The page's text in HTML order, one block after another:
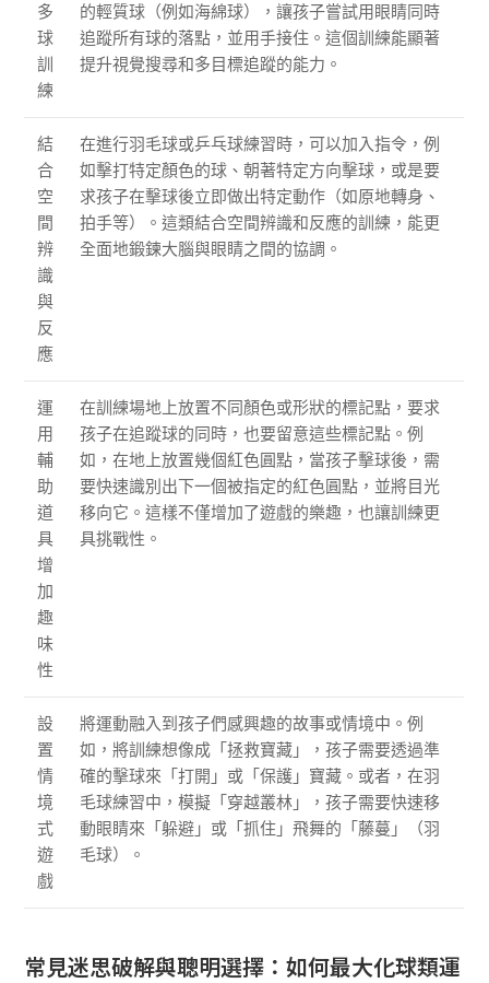
多
球
訓
練
的輕質球（例如海綿球），讓孩子嘗試用眼睛同時
追蹤所有球的落點，並用手接住。這個訓練能顯著
提升視覺搜尋和多目標追蹤的能力。
結
合
空
間
辨
識
與
反
應
在進行羽毛球或乒乓球練習時，可以加入指令，例
如擊打特定顏色的球、朝著特定方向擊球，或是要
求孩子在擊球後立即做出特定動作（如原地轉身、
拍手等）。這類結合空間辨識和反應的訓練，能更
全面地鍛鍊大腦與眼睛之間的協調。
運
用
輔
助
道
具
增
加
趣
味
性
在訓練場地上放置不同顏色或形狀的標記點，要求
孩子在追蹤球的同時，也要留意這些標記點。例
如，在地上放置幾個紅色圓點，當孩子擊球後，需
要快速識別出下一個被指定的紅色圓點，並將目光
移向它。這樣不僅增加了遊戲的樂趣，也讓訓練更
具挑戰性。
設
置
情
境
式
遊
戲
將運動融入到孩子們感興趣的故事或情境中。例
如，將訓練想像成「拯救寶藏」，孩子需要透過準
確的擊球來「打開」或「保護」寶藏。或者，在羽
毛球練習中，模擬「穿越叢林」，孩子需要快速移
動眼睛來「躲避」或「抓住」飛舞的「藤蔓」（羽
毛球）。
常見迷思破解與聰明選擇：如何最大化球類運